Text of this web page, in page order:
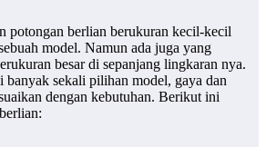
potongan berlian berukuran kecil-kecil
model. Namun ada juga yang
besar di sepanjang lingkaran nya.
sekali pilihan model, gaya dan
dengan kebutuhan. Berikut ini